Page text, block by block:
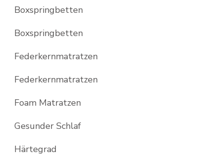
Boxspringbetten
Boxspringbetten
Federkernmatratzen
Federkernmatratzen
Foam Matratzen
Gesunder Schlaf
Härtegrad